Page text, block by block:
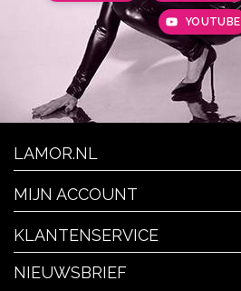
YOUTUBE
LAMOR.NL
MIJN ACCOUNT
KLANTENSERVICE
NIEUWSBRIEF